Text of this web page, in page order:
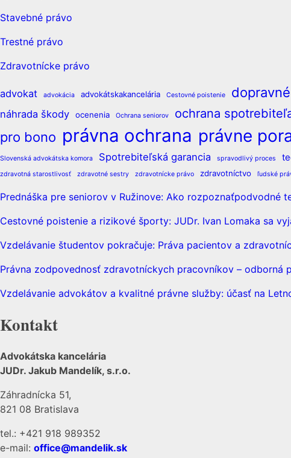
Stavebné právo
Trestné právo
Zdravotnícke právo
advokat advokácia advokátskakancelária Cestovné poistenie
náhrada škody ocenenia Ochrana seniorov ochrana
pro bono právna ochrana právne
Slovenská advokátska komora Spotrebiteľská garancia spravodlivý proces
zdravotná starostlivosť
zdravotné sestry zdravotnícke právo zdravotníctvo ľudské
Prednáška pre seniorov v Ružinove: Ako rozpoznaťpodvodné
Cestovné poistenie a rizikové športy: JUDr. Ivan Lomaka sa
Vzdelávanie študentov pokračuje: Práva pacientov a
Právna zodpovednosť zdravotníckych pracovníkov – odborná
Vzdelávanie advokátov a kvalitné právne služby: účasť na
Kontakt
Advokátska kancelária
JUDr. Jakub Mandelík, s.r.o.
Záhradnícka 51,
821 08 Bratislava
tel.: +421 918 989352
e-mail: office@mandelik.sk